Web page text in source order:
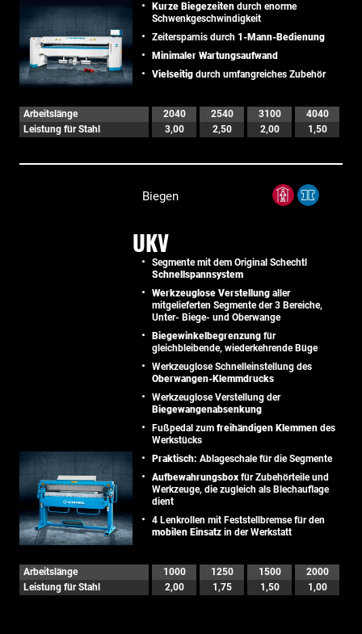
Kurze Biegezeiten durch enorme
Schwenkgeschwindigkeit
Zeitersparnis durch 1-Mann-Bedienung
Minimaler Wartungsaufwand
Vielseitig durch umfangreiches Zubehör
Arbeitslänge 2040 2540 3100
4040
Leistung für Stahl
3,00 2,50 2,00 1,50
Biegen
UKV
Segmente mit dem Original Schechtl
Schnellspannsystem
Werkzeuglose Verstellung aller
mitgelieferten Segmente der 3 Bereiche,
Unter- Biege- und Oberwange
Biegewinkelbegrenzung für
gleichbleibende, wiederkehrende Büge
Werkzeuglose Schnelleinstellung des
Oberwangen-Klemmdrucks
Werkzeuglose Verstellung der
Biegewangenabsenkung
Fußpedal zum freihändigen Klemmen des
Werkstücks
Praktisch: Ablageschale für die Segmente
Aufbewahrungsbox für Zubehörteile und
Werkzeuge, die zugleich als Blechauflage
dient
4 Lenkrollen mit Feststellbremse für den
mobilen Einsatz in der Werkstatt
Arbeitslänge 1000 1250 1500
2000
Leistung für Stahl
2,00 1,75 1,50 1,00